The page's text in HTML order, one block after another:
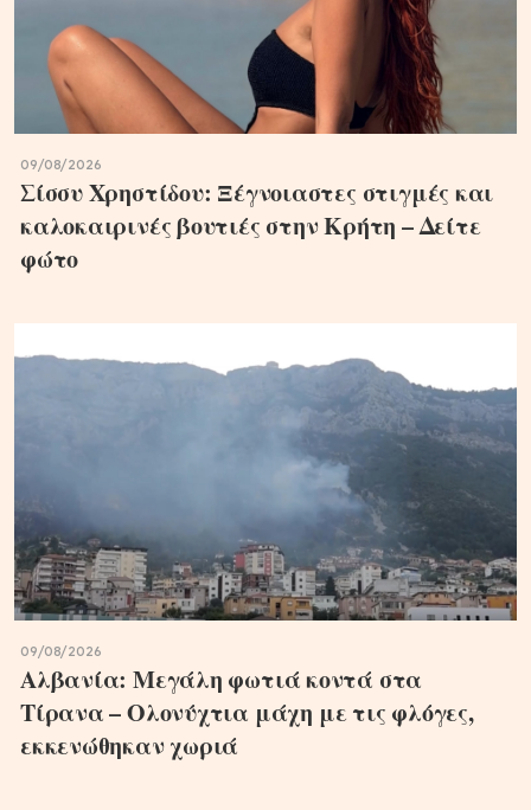
09/08/2026
Σίσσυ Χρηστίδου: Ξέγνοιαστες στιγμές και
καλοκαιρινές βουτιές στην Κρήτη – Δείτε
φώτο
09/08/2026
Αλβανία: Μεγάλη φωτιά κοντά στα
Τίρανα – Ολονύχτια μάχη με τις φλόγες,
εκκενώθηκαν χωριά